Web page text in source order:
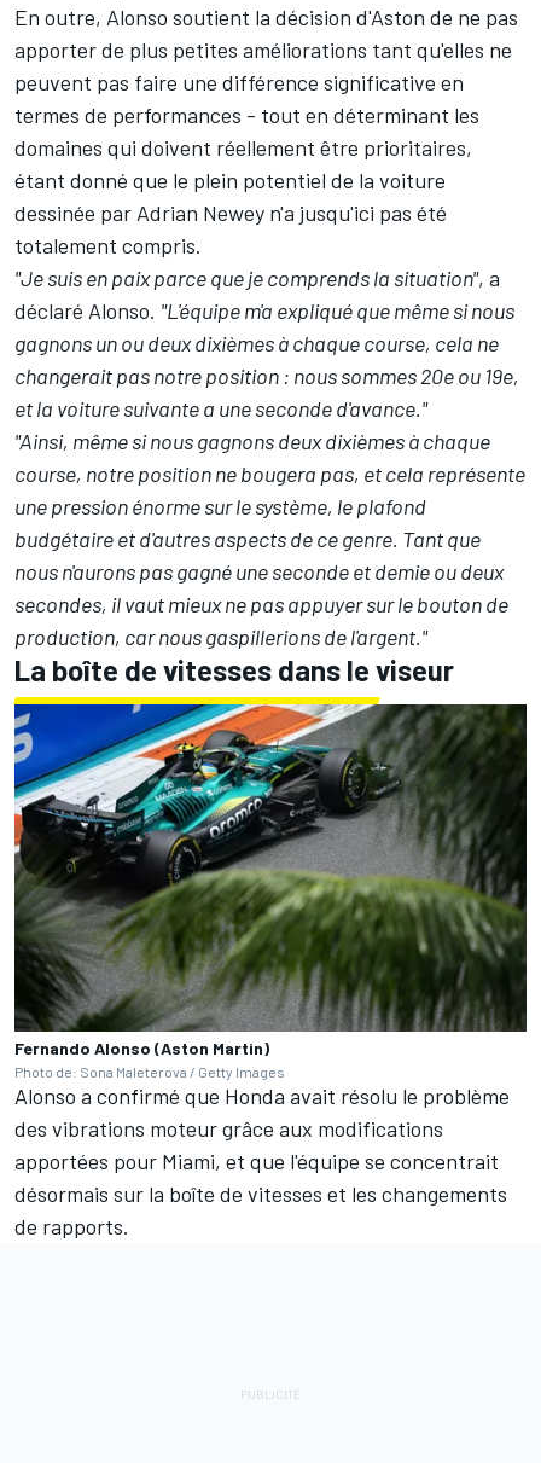
En outre, Alonso soutient la décision d'Aston de ne pas
apporter de plus petites améliorations tant qu'elles ne
peuvent pas faire une différence significative en
termes de performances - tout en déterminant les
domaines qui doivent réellement être prioritaires,
étant donné que le plein potentiel de la voiture
dessinée par Adrian Newey n'a jusqu'ici pas été
totalement compris.
"Je suis en paix parce que je comprends la situation", a
déclaré Alonso. "L'équipe m'a expliqué que même si nous
gagnons un ou deux dixièmes à chaque course, cela ne
changerait pas notre position : nous sommes 20e ou 19e,
et la voiture suivante a une seconde d'avance."
"Ainsi, même si nous gagnons deux dixièmes à chaque
course, notre position ne bougera pas, et cela représente
une pression énorme sur le système, le plafond
budgétaire et d'autres aspects de ce genre. Tant que
nous n'aurons pas gagné une seconde et demie ou deux
secondes, il vaut mieux ne pas appuyer sur le bouton de
production, car nous gaspillerions de l'argent."
La boîte de vitesses dans le viseur
Fernando Alonso (Aston Martin)
Photo de: Sona Maleterova / Getty Images
Alonso a confirmé que Honda avait résolu le problème
des vibrations moteur grâce aux modifications
apportées pour Miami, et que l'équipe se concentrait
désormais sur la boîte de vitesses et les changements
de rapports.